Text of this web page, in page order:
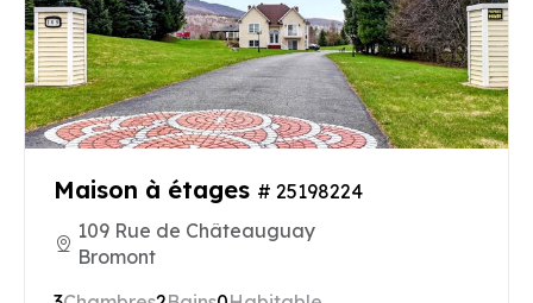
Maison à étages # 25198224
109 Rue de Châteauguay
Bromont